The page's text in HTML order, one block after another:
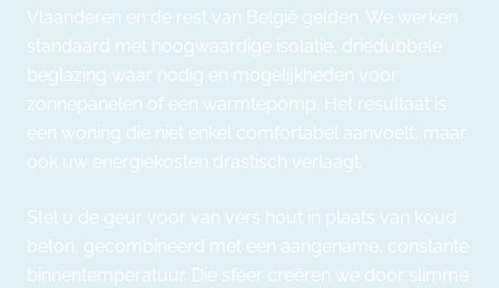
Vlaanderen en de rest van België gelden. We werken
standaard met hoogwaardige isolatie, driedubbele
beglazing waar nodig en mogelijkheden voor
zonnepanelen of een warmtepomp. Het resultaat is
een woning die niet enkel comfortabel aanvoelt, maar
ook uw energiekosten drastisch verlaagt.
Stel u de geur voor van vers hout in plaats van koud
beton, gecombineerd met een aangename, constante
binnentemperatuur. Die sfeer creëren we door slimme